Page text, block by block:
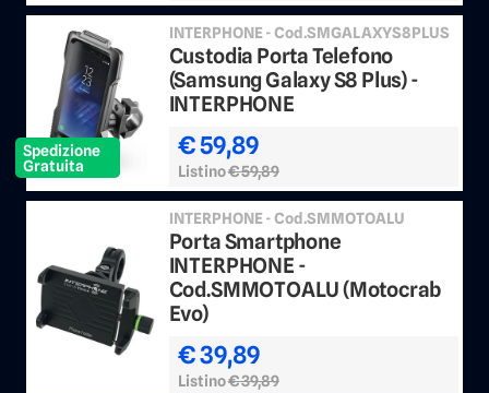
Spedizione
Gratuita
INTERPHONE - Cod.SMGALAXYS8PLUS
Custodia Porta Telefono
(Samsung Galaxy S8 Plus) -
INTERPHONE
€ 59,89
Listino€ 59,89
INTERPHONE - Cod.SMMOTOALU
Porta Smartphone
INTERPHONE -
Cod.SMMOTOALU (Motocrab
Evo)
€ 39,89
Listino€ 39,89